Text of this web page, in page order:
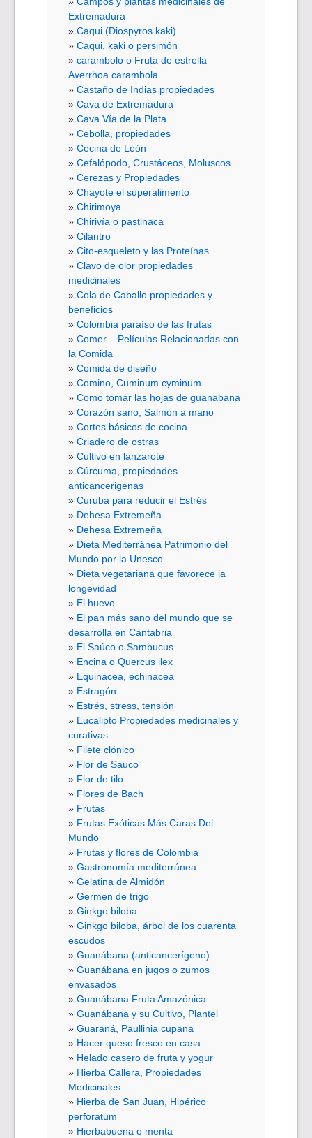
Extremadura
Caqui (Diospyros kaki)
Caqui, kaki o persimón
carambolo o Fruta de estrella
Averrhoa carambola
Castaño de Indias propiedades
Cava de Extremadura
Cava Vía de la Plata
Cebolla, propiedades
Cecina de León
Cefalópodo, Crustáceos, Moluscos
Cerezas y Propiedades
Chayote el superalimento
Chirimoya
Chirivía o pastinaca
Cilantro
Cito-esqueleto y las Proteínas
Clavo de olor propiedades
medicinales
Cola de Caballo propiedades y
beneficios
Colombia paraíso de las frutas
Comer – Películas Relacionadas con
la Comida
Comida de diseño
Comino, Cuminum cyminum
Como tomar las hojas de guanabana
Corazón sano, Salmón a mano
Cortes básicos de cocina
Criadero de ostras
Cultivo en lanzarote
Cúrcuma, propiedades
anticancerigenas
Curuba para reducir el Estrés
Dehesa Extremeña
Dehesa Extremeña
Dieta Mediterránea Patrimonio del
Mundo por la Unesco
Dieta vegetariana que favorece la
longevidad
El huevo
El pan más sano del mundo que se
desarrolla en Cantabria
El Saúco o Sambucus
Encina o Quercus ilex
Equinácea, echinacea
Estragón
Estrés, stress, tensión
Eucalipto Propiedades medicinales y
curativas
Filete clónico
Flor de Sauco
Flor de tilo
Flores de Bach
Frutas
Frutas Exóticas Más Caras Del
Mundo
Frutas y flores de Colombia
Gastronomía mediterránea
Gelatina de Almidón
Germen de trigo
Ginkgo biloba
Ginkgo biloba, árbol de los cuarenta
escudos
Guanábana (anticancerígeno)
Guanábana en jugos o zumos
envasados
Guanábana Fruta Amazónica.
Guanábana y su Cultivo, Plantel
Guaraná, Paullinia cupana
Hacer queso fresco en casa
Helado casero de fruta y yogur
Hierba Callera, Propiedades
Medicinales
Hierba de San Juan, Hipérico
perforatum
Hierbabuena o menta